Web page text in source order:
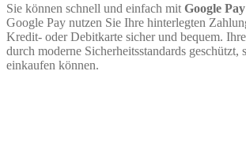
Sie können schnell und einfach mit Google Pay
Google Pay nutzen Sie Ihre hinterlegten
Kredit- oder Debitkarte sicher und bequem.
durch moderne Sicherheitsstandards geschützt,
einkaufen können.